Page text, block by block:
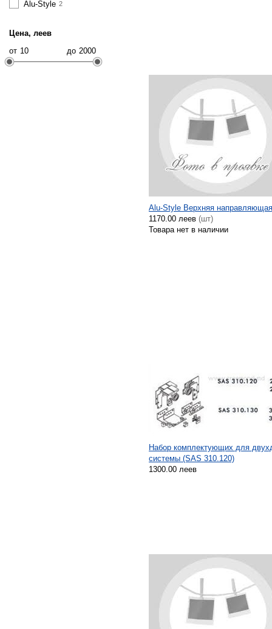
Alu-Style 2
Цена, леев
от
до
Alu-Style Верхняя
1170.00 леев (шт)
Товара нет в наличии
Набор комплектующих для
системы (SAS 310.120)
1300.00 леев